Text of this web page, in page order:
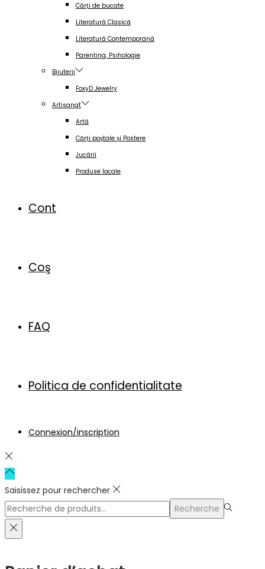
Cărți de bucate
Literatură Clasică
Literatură Contemporană
Parenting, Psihologie
Bijuterii
FoxyD Jewelry
Artisanat
Artă
Cărți poștale și Postere
Jucării
Produse locale
Cont
Coş
FAQ
Politica de confidentialitate
Connexion/inscription
Saisissez pour rechercher
Rechercher
pour :>
Recherche